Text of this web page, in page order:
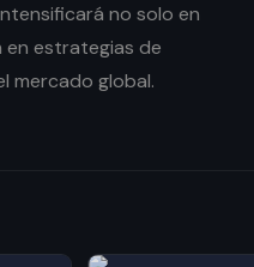
no solo en
en estrategias de
mercado global.